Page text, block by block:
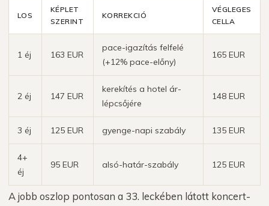
LOS
KÉPLET
SZERINT
KORREKCIÓ
VÉGLEGES
CELLA
1 éj 163 EUR
pace-igazítás felfelé
(+12% pace-előny)
165 EUR
2 éj 147 EUR
kerekítés a hotel ár-
lépcsőjére
148 EUR
3 éj 125 EUR gyenge-napi szabály 135 EUR
4+
éj
95 EUR alsó-határ-szabály 125 EUR
A jobb oszlop pontosan a 33. leckében látott koncert-